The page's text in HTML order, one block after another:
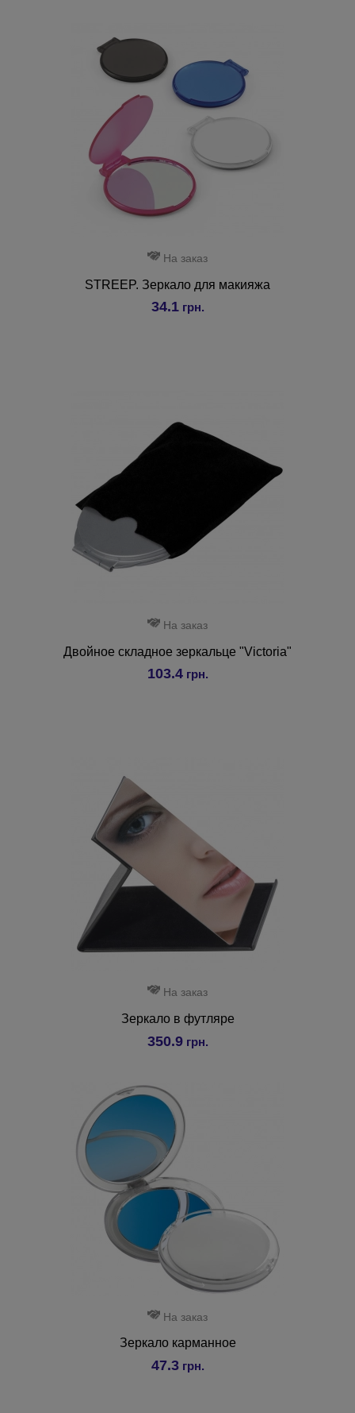
На заказ
STREEP. Зеркало для макияжа
34.1грн.
На заказ
Двойное складное зеркальце "Victoria"
103.4грн.
На заказ
Зеркало в футляре
350.9грн.
На заказ
Зеркало карманное
47.3грн.